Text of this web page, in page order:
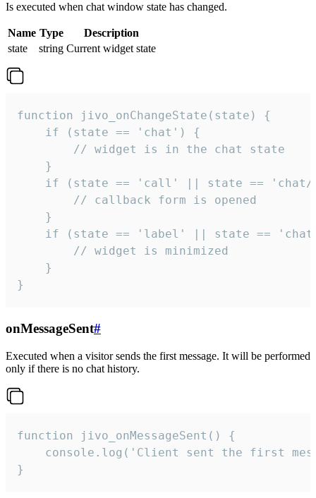
Is executed when chat window state has changed.
Name Type
Description
state
string Current widget state
function jivo_onChangeState(state) {
    if (state == 'chat') {
        // widget is in the chat state
    }
if (state == 'call' || state ==
        // callback form is opened
    }
if (state == 'label' || state ==
        // widget is minimized
    }
}
onMessageSent#
Executed when a visitor sends the first message. It will be performed
only if there is no chat history.
function jivo_onMessageSent() {
console.log('Client sent the first
}